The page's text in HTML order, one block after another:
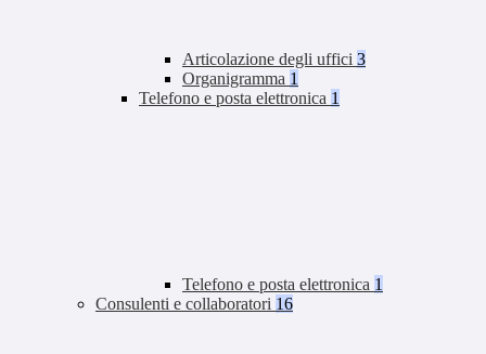
Articolazione degli uffici 3
Organigramma 1
Telefono e posta elettronica 1
Telefono e posta elettronica 1
Consulenti e collaboratori 16